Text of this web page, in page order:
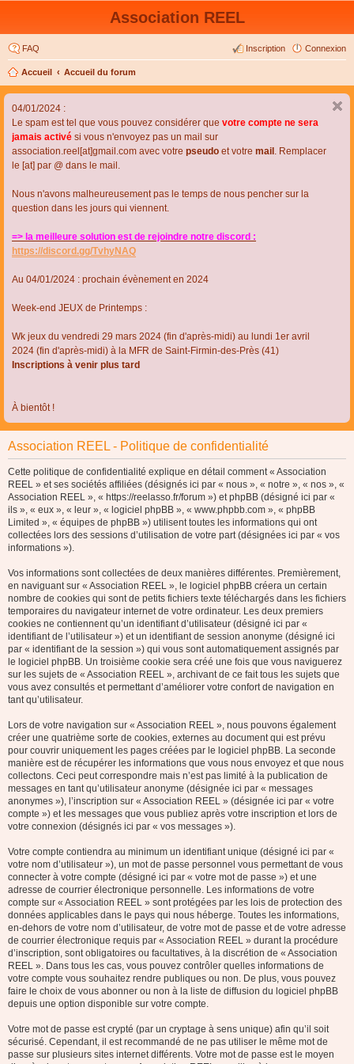
Association REEL
FAQ Connexion
Inscription
Accueil Accueil du forum
04/01/2024 :
Le spam est tel que vous pouvez considérer que votre compte ne sera
jamais activé si vous n'envoyez pas un mail sur
association.reel[at]gmail.com avec votre pseudo et votre mail . Remplacer
le [at] par @ dans le mail.
Nous n'avons malheureusement pas le temps de nous pencher sur la
question dans les jours qui viennent.
=> la meilleure solution est de rejoindre notre discord :
https://discord.gg/TvhyNAQ
Au 04/01/2024 : prochain évènement en 2024
Week-end JEUX de Printemps :
Wk jeux du vendredi 29 mars 2024 (fin d'après-midi) au lundi 1er avril
2024 (fin d'après-midi) à la MFR de Saint-Firmin-des-Près (41)
Inscriptions à venir plus tard
À bientôt !
Association REEL - Politique de confidentialité
Cette politique de confidentialité explique en détail comment « Association
REEL » et ses sociétés affiliées (désignés ici par « nous », « notre », « nos », «
Association REEL », « https://reelasso.fr/forum ») et phpBB (désigné ici par «
ils », « eux », « leur », « logiciel phpBB », « www.phpbb.com », « phpBB
Limited », « équipes de phpBB ») utilisent toutes les informations qui ont
collectées lors des sessions d’utilisation de votre part (désignées ici par « vos
informations »).
Vos informations sont collectées de deux manières différentes. Premièrement,
en naviguant sur « Association REEL », le logiciel phpBB créera un certain
nombre de cookies qui sont de petits fichiers texte téléchargés dans les fichiers
temporaires du navigateur internet de votre ordinateur. Les deux premiers
cookies ne contiennent qu’un identifiant d’utilisateur (désigné ici par «
identifiant de l’utilisateur ») et un identifiant de session anonyme (désigné ici
par « identifiant de la session ») qui vous sont automatiquement assignés par
le logiciel phpBB. Un troisième cookie sera créé une fois que vous naviguerez
sur les sujets de « Association REEL », archivant de ce fait tous les sujets que
vous avez consultés et permettant d’améliorer votre confort de navigation en
tant qu’utilisateur.
Lors de votre navigation sur « Association REEL », nous pouvons également
créer une quatrième sorte de cookies, externes au document qui est prévu
pour couvrir uniquement les pages créées par le logiciel phpBB. La seconde
manière est de récupérer les informations que vous nous envoyez et que nous
collectons. Ceci peut correspondre mais n’est pas limité à la publication de
messages en tant qu’utilisateur anonyme (désignée ici par « messages
anonymes »), l’inscription sur « Association REEL » (désignée ici par « votre
compte ») et les messages que vous publiez après votre inscription et lors de
votre connexion (désignés ici par « vos messages »).
Votre compte contiendra au minimum un identifiant unique (désigné ici par «
votre nom d’utilisateur »), un mot de passe personnel vous permettant de vous
connecter à votre compte (désigné ici par « votre mot de passe ») et une
adresse de courrier électronique personnelle. Les informations de votre
compte sur « Association REEL » sont protégées par les lois de protection des
données applicables dans le pays qui nous héberge. Toutes les informations,
en-dehors de votre nom d’utilisateur, de votre mot de passe et de votre adresse
de courrier électronique requis par « Association REEL » durant la procédure
d’inscription, sont obligatoires ou facultatives, à la discrétion de « Association
REEL ». Dans tous les cas, vous pouvez contrôler quelles informations de
votre compte vous souhaitez rendre publiques ou non. De plus, vous pouvez
faire le choix de vous abonner ou non à la liste de diffusion du logiciel phpBB
depuis une option disponible sur votre compte.
Votre mot de passe est crypté (par un cryptage à sens unique) afin qu’il soit
sécurisé. Cependant, il est recommandé de ne pas utiliser le même mot de
passe sur plusieurs sites internet différents. Votre mot de passe est le moyen